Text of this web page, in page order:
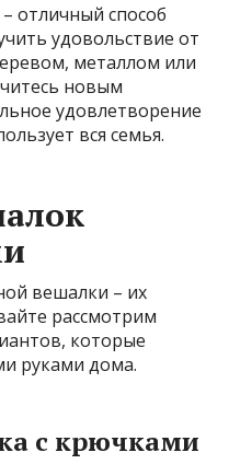
отличный способ
удовольствие от
металлом или
новым
удовлетворение
вся семья.
вешалки – их
рассмотрим
которые
руками дома.
с крючками